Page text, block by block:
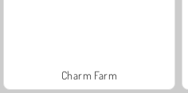
Charm Farm